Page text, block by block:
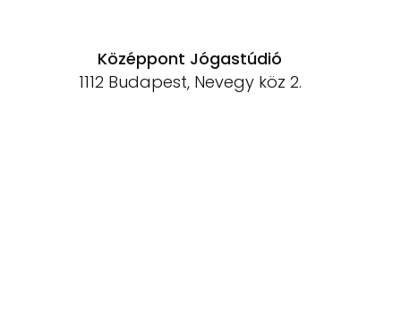
Középpont Jógastúdió
1112 Budapest, Nevegy köz 2.